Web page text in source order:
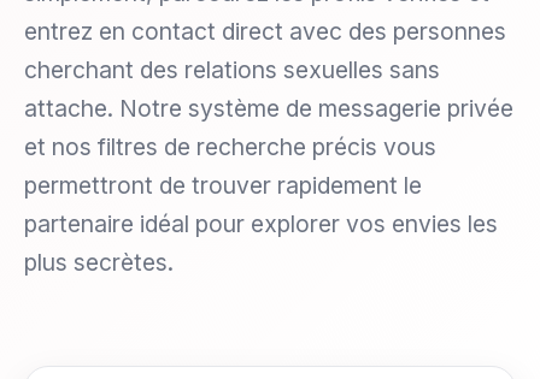
entrez en contact direct avec des personnes
cherchant des relations sexuelles sans
attache. Notre système de messagerie privée
et nos filtres de recherche précis vous
permettront de trouver rapidement le
partenaire idéal pour explorer vos envies les
plus secrètes.